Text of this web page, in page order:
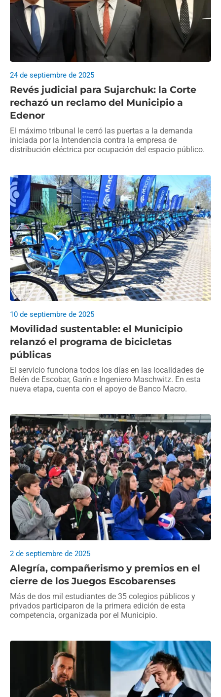
Revés judicial para Sujarchuk: la Corte
rechazó un reclamo del Municipio a
Edenor
24 de septiembre de 2025
El máximo tribunal le cerró las puertas a la demanda
iniciada por la Intendencia contra la empresa de
distribución eléctrica por ocupación del espacio público.
Movilidad sustentable: el Municipio
relanzó el programa de bicicletas
públicas
10 de septiembre de 2025
El servicio funciona todos los días en las localidades de
Belén de Escobar, Garín e Ingeniero Maschwitz. En esta
nueva etapa, cuenta con el apoyo de Banco Macro.
Alegría, compañerismo y premios en el
cierre de los Juegos Escobarenses
2 de septiembre de 2025
Más de dos mil estudiantes de 35 colegios públicos y
privados participaron de la primera edición de esta
competencia, organizada por el Municipio.